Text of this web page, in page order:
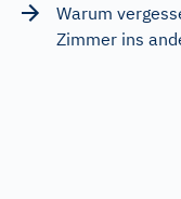
Warum
Zimmer ins